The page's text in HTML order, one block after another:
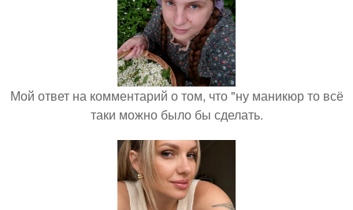
Мой ответ на комментарий о том, что "ну маникюр то всё
таки можно было бы сделать.